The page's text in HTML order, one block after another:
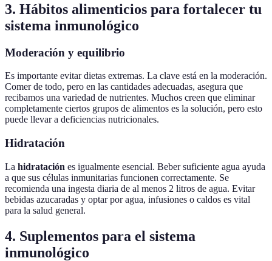
3. Hábitos alimenticios para fortalecer tu
sistema inmunológico
Moderación y equilibrio
Es importante evitar dietas extremas. La clave está en la moderación.
Comer de todo, pero en las cantidades adecuadas, asegura que
recibamos una variedad de nutrientes. Muchos creen que eliminar
completamente ciertos grupos de alimentos es la solución, pero esto
puede llevar a deficiencias nutricionales.
Hidratación
La hidratación es igualmente esencial. Beber suficiente agua ayuda
a que sus células inmunitarias funcionen correctamente. Se
recomienda una ingesta diaria de al menos 2 litros de agua. Evitar
bebidas azucaradas y optar por agua, infusiones o caldos es vital
para la salud general.
4. Suplementos para el sistema
inmunológico